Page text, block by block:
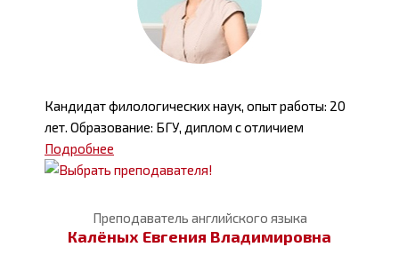
Кандидат филологических наук, опыт работы: 20
лет. Образование: БГУ, диплом с отличием
Подробнее
Преподаватель английского языка
Калёных Евгения Владимировна